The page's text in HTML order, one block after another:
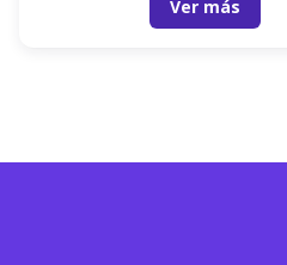
Ver más